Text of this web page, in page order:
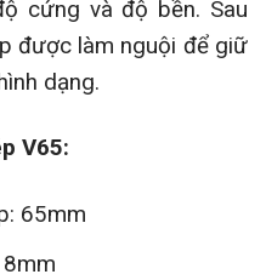
cứng và độ bền. Sau
được làm nguội để giữ
dạng.
V65:
65mm